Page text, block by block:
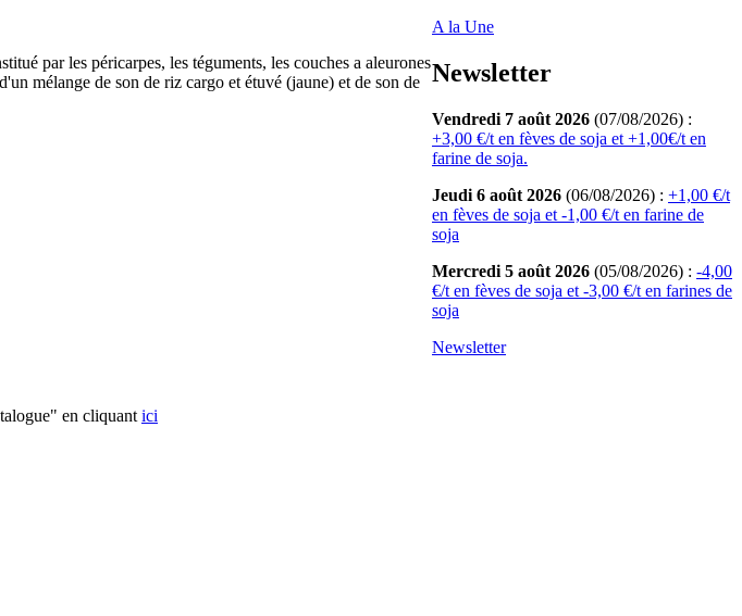
par les péricarpes, les téguments, les couches a aleurones
mélange de son de riz cargo et étuvé (jaune) et de son de
en cliquant ici
A la Une
Newsletter
Vendredi 7 août 2026 (07/08/2026) :
+3,00 €/t en fèves de soja et +1,00€/t en
farine de soja.
Jeudi 6 août 2026 (06/08/2026) : +1,00 €/t
en fèves de soja et -1,00 €/t en farine de
soja
Mercredi 5 août 2026 (05/08/2026) : -4,00
€/t en fèves de soja et -3,00 €/t en farines de
soja
Newsletter